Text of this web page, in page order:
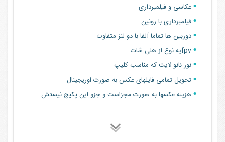
عکاسی و فیلمبرداری
فیلمبرداری با رونین
دوربین ها تماما آلفا با دو لنز متفاوت
نور نانو لایت که مناسب کلیپ
تحویل تمامی فایلهای عکس به صورت اوریجینال
هزینه عکسها به صورت مجزاست و جزو این پکیج نیستش